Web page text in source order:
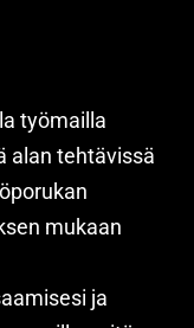
työmailla
alan tehtävissä
mukaan
ja